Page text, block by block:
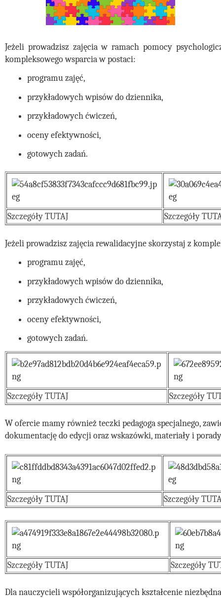
Jeżeli prowadzisz zajęcia w ramach pomocy
kompleksowego wsparcia w postaci:
programu zajęć,
przykładowych wpisów do dziennika,
przykładowych ćwiczeń,
oceny efektywności,
gotowych zadań.
Szczegóły TUTAJ Szczegóły
Jeżeli prowadzisz zajęcia rewalidacyjne skorzystaj z
programu zajęć,
przykładowych wpisów do dziennika,
przykładowych ćwiczeń,
oceny efektywności,
gotowych zadań.
Szczegóły TUTAJ Szczegóły
W ofercie mamy również teczki pedagoga specjalnego,
dokumentację do edycji oraz wskazówki, materiały i
Szczegóły TUTAJ Szczegóły
Szczegóły TUTAJ Szczegóły
Dla nauczycieli współorganizujących kształcenie